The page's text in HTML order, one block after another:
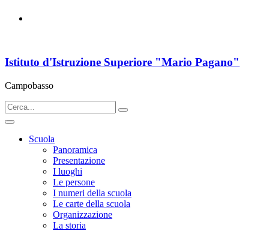
Istituto d'Istruzione Superiore "Mario Pagano"
Campobasso
Scuola
Panoramica
Presentazione
I luoghi
Le persone
I numeri della scuola
Le carte della scuola
Organizzazione
La storia